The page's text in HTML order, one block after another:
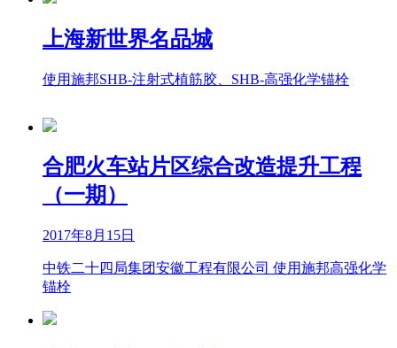
上海新世界名品城
使用施邦SHB-注射式植筋胶、SHB-高强化学锚栓
合肥火车站片区综合改造提升工程
（一期）
2017年8月15日
中铁二十四局集团安徽工程有限公司 使用施邦高强化学
锚栓